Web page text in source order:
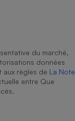
du marché,
données
aux règles de La Note
entre Que